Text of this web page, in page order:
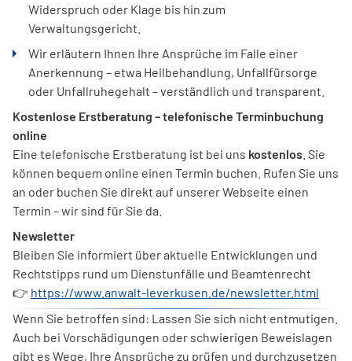
Widerspruch oder Klage bis hin zum
Verwaltungsgericht.
Wir erläutern Ihnen Ihre Ansprüche im Falle einer
Anerkennung – etwa Heilbehandlung, Unfallfürsorge
oder Unfallruhegehalt – verständlich und transparent.
Kostenlose Erstberatung – telefonische Terminbuchung
online
Eine telefonische Erstberatung ist bei uns kostenlos . Sie
können bequem online einen Termin buchen. Rufen Sie uns
an oder buchen Sie direkt auf unserer Webseite einen
Termin – wir sind für Sie da.
Newsletter
Bleiben Sie informiert über aktuelle Entwicklungen und
Rechtstipps rund um Dienstunfälle und Beamtenrecht
👉 https://www.anwalt-leverkusen.de/newsletter.html
Wenn Sie betroffen sind: Lassen Sie sich nicht entmutigen.
Auch bei Vorschädigungen oder schwierigen Beweislagen
gibt es Wege, Ihre Ansprüche zu prüfen und durchzusetzen